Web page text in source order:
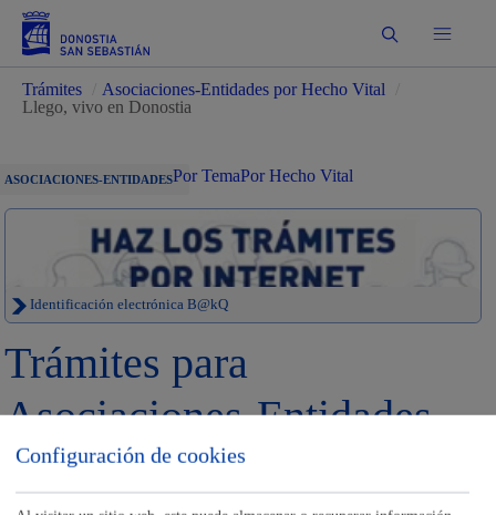
Buscar
Trámites Asociaciones-Entidades por Hecho Vital
Llego, vivo en Donostia
ASOCIACIONES-ENTIDADESPor TemaPor Hecho Vital
Identificación electrónica B@kQ
Trámites para
Asociaciones-Entidades
Sede electrónica Nota legal
Configuración de cookies